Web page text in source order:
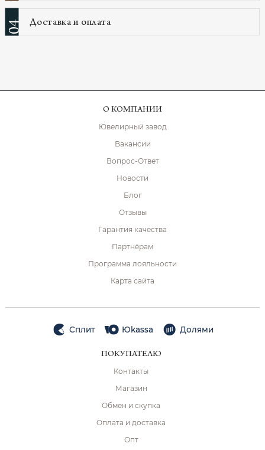
04 Доставка и оплата
О КОМПАНИИ
Ювелирный завод
Вакансии
Вопрос-Ответ
Новости
Блог
Отзывы
Гарантия качества
Партнёрам
Программа лояльности
Карта сайта
Сплит Юkassa Долями
ПОКУПАТЕЛЮ
Контакты
Магазин
Обмен и скупка
Оплата и доставка
Опт